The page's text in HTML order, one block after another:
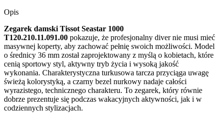
Opis
Zegarek damski Tissot Seastar 1000
T120.210.11.091.00 pokazuje, że profesjonalny diver nie musi mieć
masywnej koperty, aby zachować pełnię swoich możliwości. Model
o średnicy 36 mm został zaprojektowany z myślą o kobietach, które
cenią sportowy styl, aktywny tryb życia i wysoką jakość
wykonania. Charakterystyczna turkusowa tarcza przyciąga uwagę
świeżą kolorystyką, a czarny bezel nurkowy nadaje całości
wyrazistego, technicznego charakteru. To zegarek, który równie
dobrze prezentuje się podczas wakacyjnych aktywności, jak i w
codziennych stylizacjach.